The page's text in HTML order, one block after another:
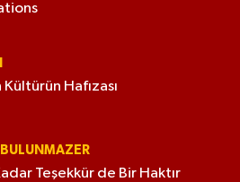
Hafızası
Teşekkür de Bir Haktır